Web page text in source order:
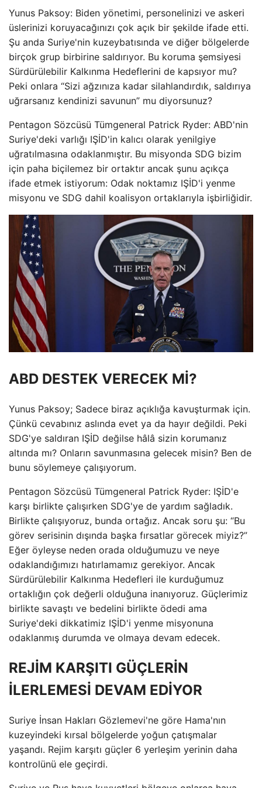
Yunus Paksoy: Biden yönetimi, personelinizi ve askeri
üslerinizi koruyacağınızı çok açık bir şekilde ifade etti.
Şu anda Suriye'nin kuzeybatısında ve diğer bölgelerde
birçok grup birbirine saldırıyor. Bu koruma şemsiyesi
Sürdürülebilir Kalkınma Hedeflerini de kapsıyor mu?
Peki onlara “Sizi ağzınıza kadar silahlandırdık, saldırıya
uğrarsanız kendinizi savunun” mu diyorsunuz?
Pentagon Sözcüsü Tümgeneral Patrick Ryder: ABD'nin
Suriye'deki varlığı IŞİD'in kalıcı olarak yenilgiye
uğratılmasına odaklanmıştır. Bu misyonda SDG bizim
için paha biçilemez bir ortaktır ancak şunu açıkça
ifade etmek istiyorum: Odak noktamız IŞİD'i yenme
misyonu ve SDG dahil koalisyon ortaklarıyla işbirliğidir.
ABD DESTEK VERECEK Mİ?
Yunus Paksoy; Sadece biraz açıklığa kavuşturmak için.
Çünkü cevabınız aslında evet ya da hayır değildi. Peki
SDG'ye saldıran IŞİD değilse hâlâ sizin korumanız
altında mı? Onların savunmasına gelecek misin? Ben de
bunu söylemeye çalışıyorum.
Pentagon Sözcüsü Tümgeneral Patrick Ryder: IŞİD'e
karşı birlikte çalışırken SDG'ye de yardım sağladık.
Birlikte çalışıyoruz, bunda ortağız. Ancak soru şu: “Bu
görev serisinin dışında başka fırsatlar görecek miyiz?”
Eğer öyleyse neden orada olduğumuzu ve neye
odaklandığımızı hatırlamamız gerekiyor. Ancak
Sürdürülebilir Kalkınma Hedefleri ile kurduğumuz
ortaklığın çok değerli olduğuna inanıyoruz. Güçlerimiz
birlikte savaştı ve bedelini birlikte ödedi ama
Suriye'deki dikkatimiz IŞİD'i yenme misyonuna
odaklanmış durumda ve olmaya devam edecek.
REJİM KARŞITI GÜÇLERİN
İLERLEMESİ DEVAM EDİYOR
Suriye İnsan Hakları Gözlemevi'ne göre Hama'nın
kuzeyindeki kırsal bölgelerde yoğun çatışmalar
yaşandı. Rejim karşıtı güçler 6 yerleşim yerinin daha
kontrolünü ele geçirdi.